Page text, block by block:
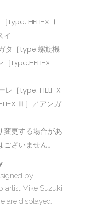
type: HELI-X Ⅰ
イ
タ［type:螺旋機
［type:HELI-X
レ［type: HELI-X
X Ⅲ］／アンガ
更する場合があ
ざいません。
by
artist Mike Suzuki
are displayed.